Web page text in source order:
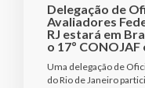
Delegação de
Avaliadores
RJ estará em
o 17º CONOJAF
Uma delegação de
do Rio de Janeiro